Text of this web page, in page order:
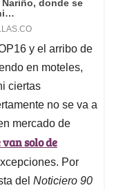
y el arribo de
en moteles,
ciertas
no se va a
mercado de
van solo de
Por
del Noticiero 90